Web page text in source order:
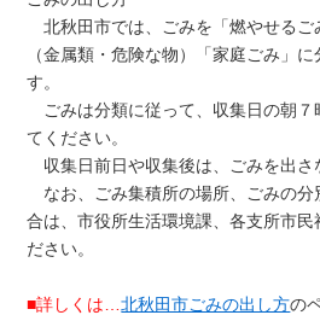
北秋田市では、ごみを「燃やせるご
（金属類・危険な物）「家庭ごみ」
す。
ごみは分類に従って、収集日の朝７
てください。
収集日前日や収集後は、ごみを出さ
なお、ごみ集積所の場所、ごみの分
合は、市役所生活環境課、各支所市民
ださい。
■詳しくは…北秋田市ごみの出し方の